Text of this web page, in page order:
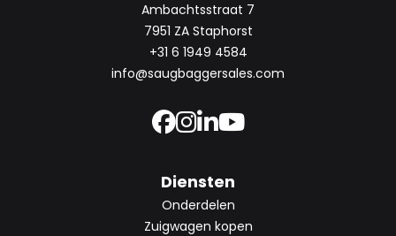
Ambachtsstraat 7
7951 ZA Staphorst
+31 6 1949 4584
info@saugbaggersales.com
Diensten
Onderdelen
Zuigwagen kopen